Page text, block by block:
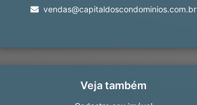
vendas@capitaldoscondominios.com.br
Veja também